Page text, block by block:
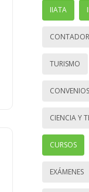
IIATA
TURISMO
CONVENIOS
CIENCIA Y
CURSOS
EXÁMENES